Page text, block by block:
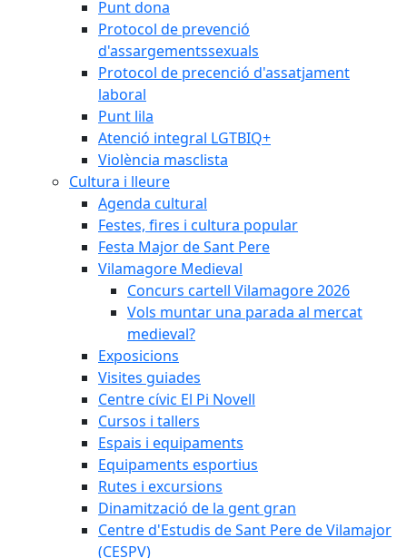
Punt dona
Protocol de prevenció
d'assargementssexuals
Protocol de precenció d'assatjament
laboral
Punt lila
Atenció integral LGTBIQ+
Violència masclista
Cultura i lleure
Agenda cultural
Festes, fires i cultura popular
Festa Major de Sant Pere
Vilamagore Medieval
Concurs cartell Vilamagore 2026
Vols muntar una parada al mercat
medieval?
Exposicions
Visites guiades
Centre cívic El Pi Novell
Cursos i tallers
Espais i equipaments
Equipaments esportius
Rutes i excursions
Dinamització de la gent gran
Centre d'Estudis de Sant Pere de Vilamajor
(CESPV)